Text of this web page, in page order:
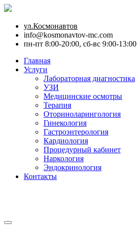
ул.Космонавтов
info@kosmonavtov-mc.com
пн-пт 8:00-20:00, сб-вс 9:00-13:00
Главная
Услуги
Лабораторная диагностика
УЗИ
Медицинские осмотры
Терапия
Оториноларингология
Гинекология
Гастроэнтерология
Кардиология
Процедурный кабинет
Наркология
Эндокринология
Контакты